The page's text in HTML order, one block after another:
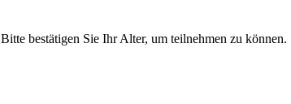
Bitte bestätigen Sie Ihr Alter, um teilnehmen zu können.